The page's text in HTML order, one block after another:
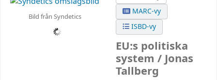
Bild från Syndetics
MARC-vy
ISBD-vy
EU:s politiska
system / Jonas
Tallberg